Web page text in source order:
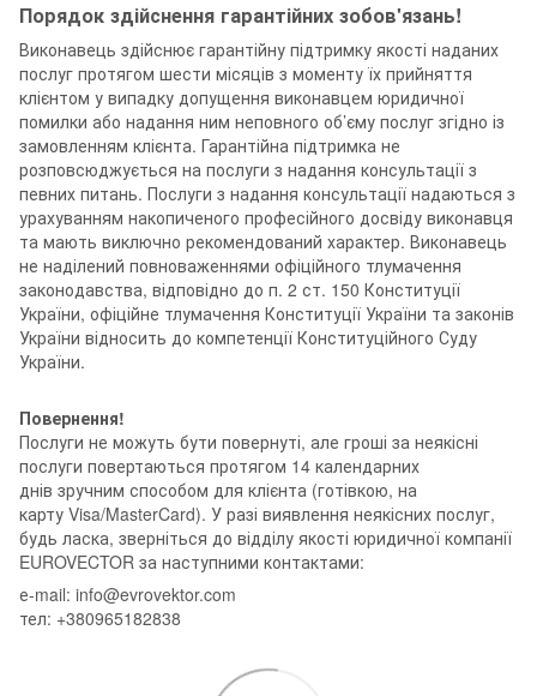
Порядок здійснення гарантійних зобов'язань!
Виконавець здійснює гарантійну підтримку якості наданих
послуг протягом шести місяців з моменту їх прийняття
клієнтом у випадку допущення виконавцем юридичної
помилки або надання ним неповного об’єму послуг згідно із
замовленням клієнта. Гарантійна підтримка не
розповсюджується на послуги з надання консультації з
певних питань. Послуги з надання консультації надаються з
урахуванням накопиченого професійного досвіду виконавця
та мають виключно рекомендований характер. Виконавець
не наділений повноваженнями офіційного тлумачення
законодавства, відповідно до п. 2 ст. 150 Конституції
України, офіційне тлумачення Конституції України та законів
України відносить до компетенції Конституційного Суду
України.
Повернення!
Послуги не можуть бути повернуті, але гроші за неякісні
послуги повертаються протягом 14 календарних
днів зручним способом для клієнта (готівкою, на
карту Visa/MasterCard). У разі виявлення неякісних послуг,
будь ласка, зверніться до відділу якості юридичної компанії
EUROVECTOR за наступними контактами:
е-mail: info@evrovektor.com
тел: +380965182838